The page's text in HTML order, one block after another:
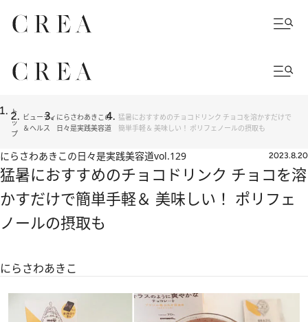
ト
ッ
プ
ビューティ
＆ヘルス
にらさわあきこの
日々是実践美容道
猛暑におすすめのチョコドリンク チョコを溶かすだけで
簡単手軽＆ 美味しい！ ポリフェノールの摂取も
にらさわあきこの日々是実践美容道vol.129 2023.8.20
猛暑におすすめのチョコドリンク チョコを溶
かすだけで簡単手軽＆ 美味しい！ ポリフェ
ノールの摂取も
にらさわあきこ